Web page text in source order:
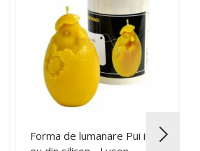
Forma de lumanare Pui in